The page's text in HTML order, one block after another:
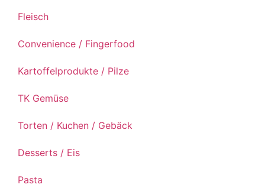
Fleisch
Convenience / Fingerfood
Kartoffelprodukte / Pilze
TK Gemüse
Torten / Kuchen / Gebäck
Desserts / Eis
Pasta